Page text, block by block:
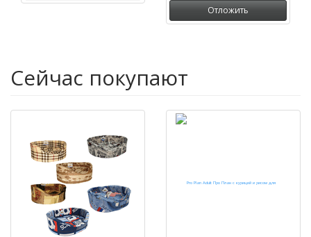
Отложить
Сейчас покупают